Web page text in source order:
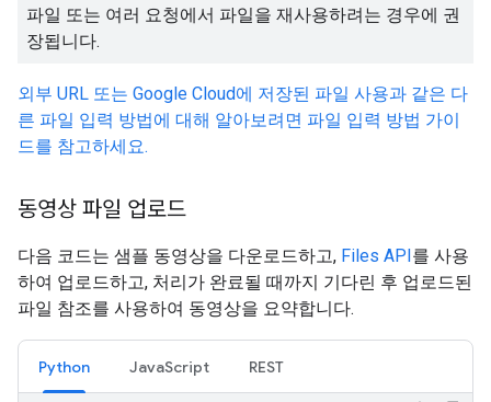
파일 또는 여러 요청에서 파일을 재사용하려는 경우에 권
장됩니다.
외부 URL 또는 Google Cloud에 저장된 파일 사용과 같은 다
른 파일 입력 방법에 대해 알아보려면 파일 입력 방법 가이
드를 참고하세요.
동영상 파일 업로드
다음 코드는 샘플 동영상을 다운로드하고, Files API를 사용
하여 업로드하고, 처리가 완료될 때까지 기다린 후 업로드된
파일 참조를 사용하여 동영상을 요약합니다.
Python JavaScript REST